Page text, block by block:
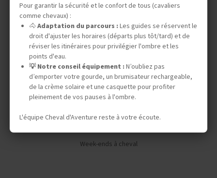
Safaris à cheval
Séjours en ranch en Amérique du Nord
Chevauchées dans le désert
Expéditions en autonomie
Week-ends à cheval
Pour garantir la sécurité et le confort de tous (cavaliers
comme chevaux) :
🐴 Adaptation du parcours :Les guides se réservent le
droit d'ajuster les horaires (départs plus tôt/tard) et de
réviser les itinéraires pour privilégier l'ombre et les
points d'eau.
💡 Notre conseil équipement :N’oubliez pas
d’emporter votre gourde, un brumisateur rechargeable,
de la crème solaire et une casquette pour profiter
pleinement de vos pauses à l'ombre.
L'équipe Cheval d'Aventure reste à votre écoute.